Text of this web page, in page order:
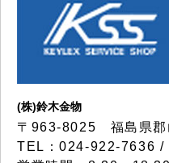
(株)鈴木金物
〒963-8025 福島県郡
TEL：024-922-7636 /